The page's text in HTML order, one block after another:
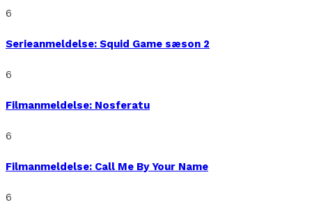
6
Serieanmeldelse: Squid Game sæson 2
6
Filmanmeldelse: Nosferatu
6
Filmanmeldelse: Call Me By Your Name
6